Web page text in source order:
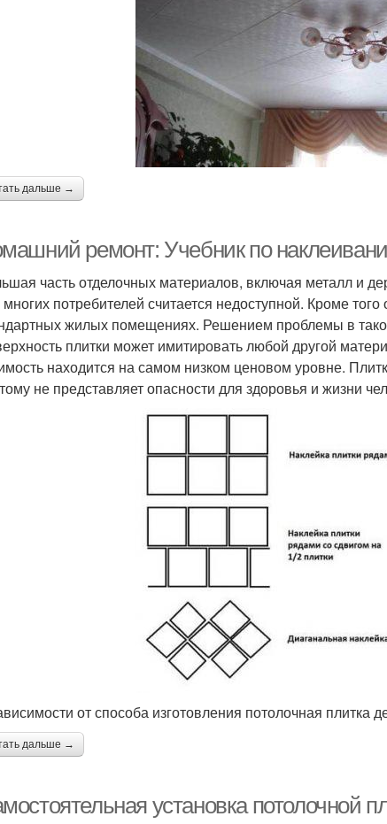
дальше →
ремонт: Учебник по
часть отделочных материалов, включая металл и
потребителей считается недоступной. Кроме
жилых помещениях. Решением проблемы в
плитки может имитировать любой другой
находится на самом низком ценовом уровне.
не представляет опасности для здоровья и жизни
от способа изготовления потолочная плитка
дальше →
установка потолочной